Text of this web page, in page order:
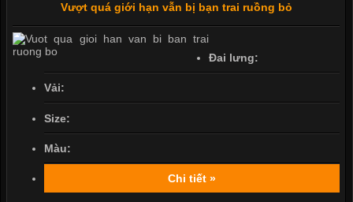
Vượt quá giới hạn vẫn bị bạn trai ruồng bỏ
Đai lưng:
Vải:
Size:
Màu:
Chi tiết »